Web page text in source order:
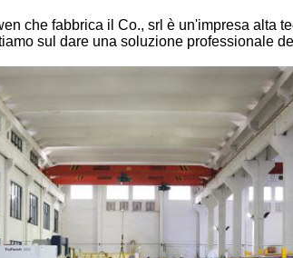
che fabbrica il Co., srl è un'impresa alta
sul dare una soluzione professionale